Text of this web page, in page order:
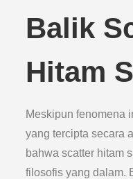
Balik
Hitam
Meskipun fenomena
yang tercipta secara
bahwa scatter hitam
filosofis yang dalam.